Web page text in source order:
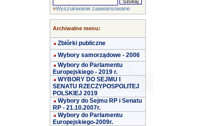
»Wyszukiwanie zaawansowane
Archiwalne menu:
Zbiórki publiczne
Wybory samorządowe - 2006
Wybory do Parlamentu
Europejskiego - 2019 r.
WYBORY DO SEJMU I
SENATU RZECZYPOSPOLITEJ
POLSKIEJ 2019
Wybory do Sejmu RP i Senatu
RP - 21.10.2007r.
Wybory do Parlamentu
Europejskiego-2009r.